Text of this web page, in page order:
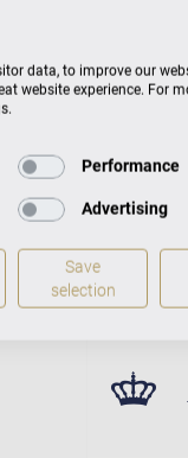
data, to improve our
website experience. For
Performance
Advertising
Save
selection